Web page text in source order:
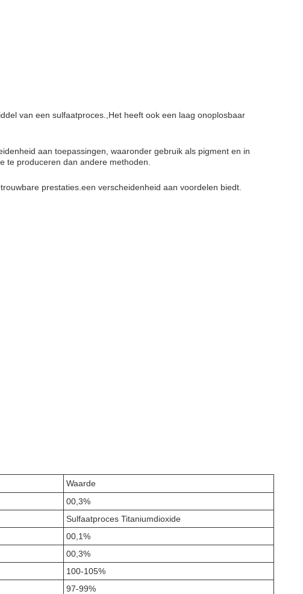
van een sulfaatproces.,Het heeft ook een laag onoplosbaar
aan toepassingen, waaronder gebruik als pigment en in
te produceren dan andere methoden.
prestaties.een verscheidenheid aan voordelen biedt.
Waarde
00,3%
Sulfaatproces Titaniumdioxide
00,1%
00,3%
100-105%
97-99%